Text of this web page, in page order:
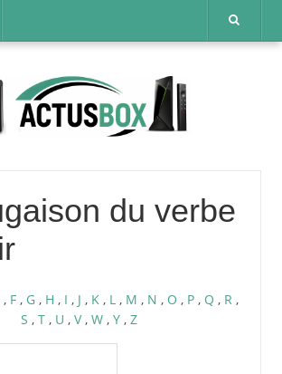
du verbe
, F , G , H , I , J , K , L , M , N , O , P , Q , R ,
S , T , U , V, W , Y , Z